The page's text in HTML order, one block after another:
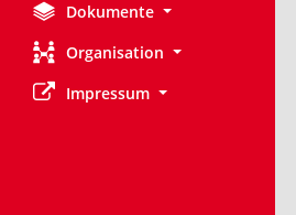
Dokumente
Organisation
Impressum